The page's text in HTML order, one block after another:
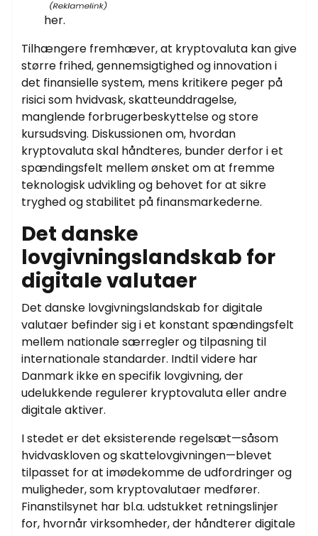
her.
Tilhængere fremhæver, at kryptovaluta kan give
større frihed, gennemsigtighed og innovation i
det finansielle system, mens kritikere peger på
risici som hvidvask, skatteunddragelse,
manglende forbrugerbeskyttelse og store
kursudsving. Diskussionen om, hvordan
kryptovaluta skal håndteres, bunder derfor i et
spændingsfelt mellem ønsket om at fremme
teknologisk udvikling og behovet for at sikre
tryghed og stabilitet på finansmarkederne.
Det danske
lovgivningslandskab for
digitale valutaer
Det danske lovgivningslandskab for digitale
valutaer befinder sig i et konstant spændingsfelt
mellem nationale særregler og tilpasning til
internationale standarder. Indtil videre har
Danmark ikke en specifik lovgivning, der
udelukkende regulerer kryptovaluta eller andre
digitale aktiver.
I stedet er det eksisterende regelsæt—såsom
hvidvaskloven og skattelovgivningen—blevet
tilpasset for at imødekomme de udfordringer og
muligheder, som kryptovalutaer medfører.
Finanstilsynet har bl.a. udstukket retningslinjer
for, hvornår virksomheder, der håndterer digitale